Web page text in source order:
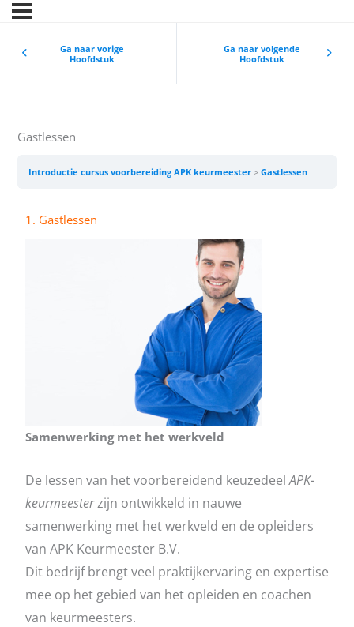
Ga naar vorige
Hoofdstuk
Ga naar volgende
Hoofdstuk
Gastlessen
Introductie cursus voorbereiding APK keurmeester Gastlessen
1. Gastlessen
Samenwerking met het werkveld
De lessen van het voorbereidend keuzedeelAPK-
keurmeesterzijn ontwikkeld in nauwe
samenwerking met het werkveld en de opleiders
van APK Keurmeester B.V.
Dit bedrijf brengt veel praktijkervaring en expertise
mee op het gebied van het opleiden en coachen
van keurmeesters.